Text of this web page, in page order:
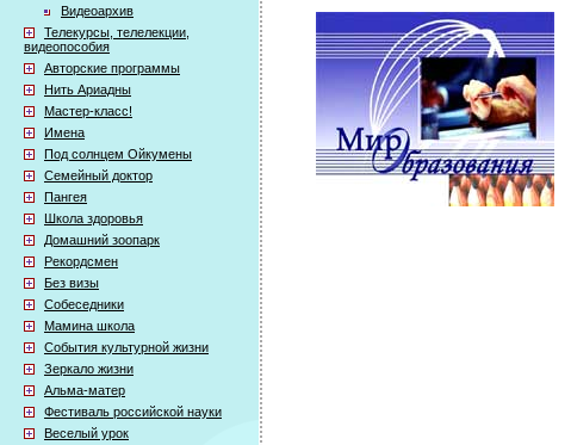
Видеоархив
Телекурсы, телелекции,
видеопособия
Авторские программы
Нить Ариадны
Мастер-класс!
Имена
Под солнцем Ойкумены
Семейный доктор
Пангея
Школа здоровья
Домашний зоопарк
Рекордсмен
Без визы
Собеседники
Мамина школа
События культурной жизни
Зеркало жизни
Альма-матер
Фестиваль российской науки
Веселый урок